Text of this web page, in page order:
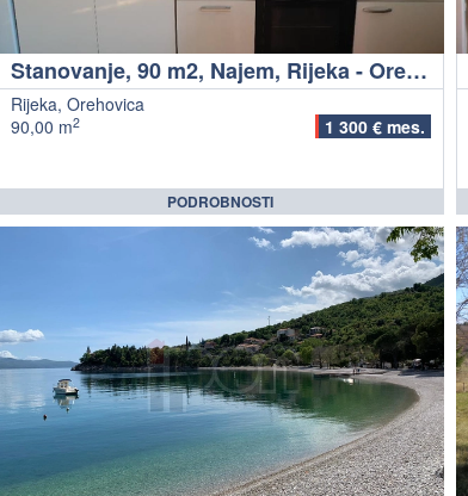
Stanovanje, 90 m2, Najem, Rijeka - Orehovica
Rijeka, Orehovica
90,00 m2 1 300 € mes.
PODROBNOSTI